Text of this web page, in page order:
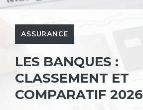
ASSURANCE
LES BANQUES :
CLASSEMENT ET
COMPARATIF 2026